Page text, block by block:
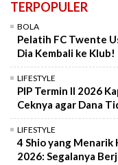
TERPOPULER
BOLA
Pelatih FC Twente
Dia Kembali ke Klub!
LIFESTYLE
PIP Termin II 2026
Ceknya agar Dana
LIFESTYLE
4 Shio yang
2026: Segalanya